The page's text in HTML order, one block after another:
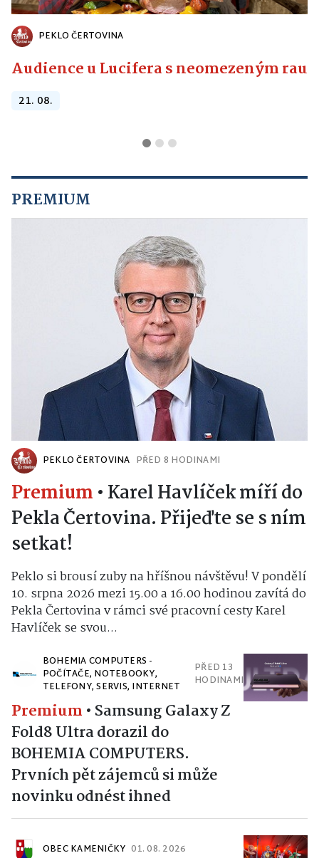
PEKLO ČERTOVINA
Audience u Lucifera s neomezeným
21. 08.
PREMIUM
PEKLO ČERTOVINA PŘED 8 HODINAMI
Premium • Karel Havlíček míří do
Pekla Čertovina. Přijeďte se s ním
setkat!
Peklo si brousí zuby na hříšnou návštěvu! V pondělí
10. srpna 2026 mezi 15.00 a 16.00 hodinou zavítá do
Pekla Čertovina v rámci své pracovní cesty Karel
Havlíček se svou...
BOHEMIA COMPUTERS -
POČÍTAČE, NOTEBOOKY,
TELEFONY, SERVIS, INTERNET
PŘED 13
HODINAMI
Premium • Samsung Galaxy Z
Fold8 Ultra dorazil do
BOHEMIA COMPUTERS.
Prvních pět zájemců si může
novinku odnést ihned
OBEC KAMENIČKY 01. 08. 2026